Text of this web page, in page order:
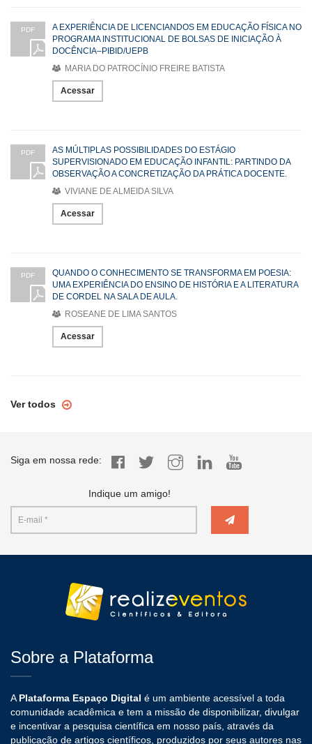
PDF
A EXPERIÊNCIA DE LICENCIANDOS EM EDUCAÇÃO FÍSICA NO
PROGRAMA INSTITUCIONAL DE BOLSAS DE INICIAÇÃO À
DOCÊNCIA–PIBID/UEPB
MARIA DO PATROCÍNIO FREIRE BATISTA
Acessar
PDF
AS MÚLTIPLAS POSSIBILIDADES DO ESTÁGIO
SUPERVISIONADO EM EDUCAÇÃO INFANTIL: PARTINDO DA
OBSERVAÇÃO A CONCRETIZAÇÃO DA PRÁTICA DOCENTE.
VIVIANE DE ALMEIDA SILVA
Acessar
PDF
QUANDO O CONHECIMENTO SE TRANSFORMA EM POESIA:
UMA EXPERIÊNCIA DO ENSINO DE HISTÓRIA E A LITERATURA
DE CORDEL NA SALA DE AULA.
ROSEANE DE LIMA SANTOS
Acessar
Ver todos
Siga em nossa rede:
Indique um amigo!
Sobre a Plataforma
A Plataforma Espaço Digital é um ambiente acessível a toda
comunidade acadêmica e tem a missão de disponibilizar, divulgar
e incentivar a pesquisa científica em nosso país, através da
publicação de artigos científicos, produzidos por seus autores nas